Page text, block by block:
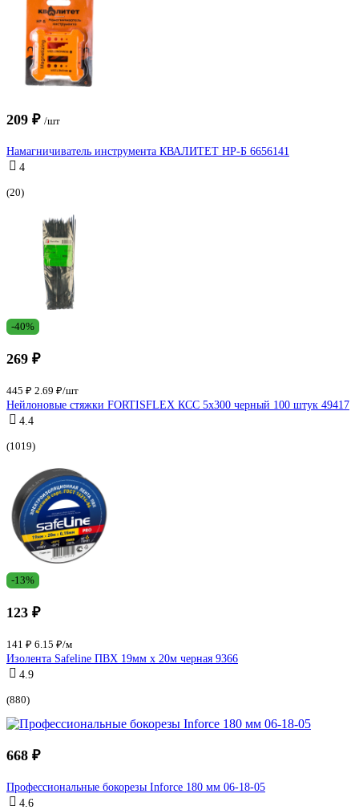
209 ₽ /шт
Намагничиватель инструмента КВАЛИТЕТ НР-Б 6656141
4
(20)
-40%
269 ₽
445 ₽ 2.69 ₽/шт
Нейлоновые стяжки FORTISFLEX КСС 5х300 черный 100 штук 49417
4.4
(1019)
-13%
123 ₽
141 ₽ 6.15 ₽/м
Изолента Safeline ПВХ 19мм х 20м черная 9366
4.9
(880)
668 ₽
Профессиональные бокорезы Inforce 180 мм 06-18-05
4.6